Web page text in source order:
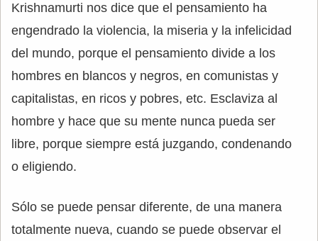
Krishnamurti nos dice que el pensamiento ha
engendrado la violencia, la miseria y la infelicidad
del mundo, porque el pensamiento divide a los
hombres en blancos y negros, en comunistas y
capitalistas, en ricos y pobres, etc. Esclaviza al
hombre y hace que su mente nunca pueda ser
libre, porque siempre está juzgando, condenando
o eligiendo.
Sólo se puede pensar diferente, de una manera
totalmente nueva, cuando se puede observar el